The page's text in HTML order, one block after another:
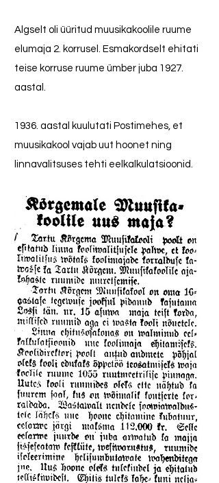
Algselt oli üüritud muusikakoolile ruume
elumaja 2. korrusel. Esmakordselt ehitati
teise korruse ruume ümber juba 1927.
aastal.
1936. aastal kuulutati Postimehes, et
muusikakool vajab uut hoonet ning
linnavalitsuses tehti eelkalkulatsioonid.